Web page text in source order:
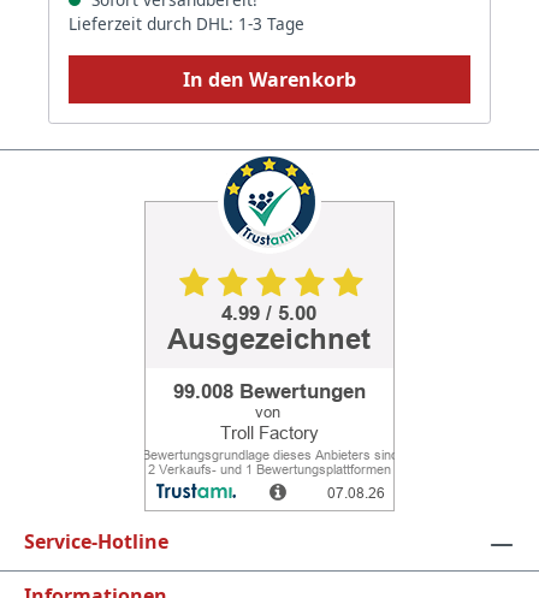
Lieferzeit durch DHL: 1-3 Tage
In den Warenkorb
Service-Hotline